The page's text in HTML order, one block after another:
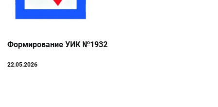
Формирование УИК №1932
22.05.2026